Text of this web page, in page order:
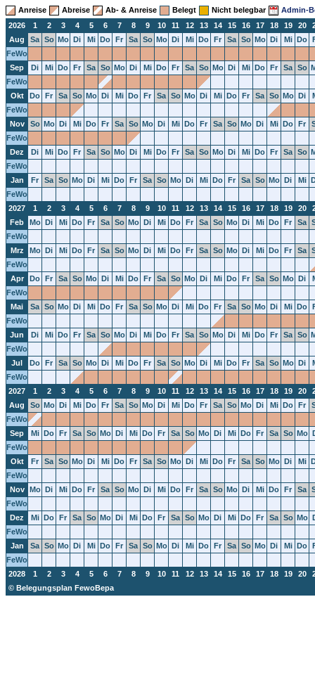
Anreise Abreise Ab- & Anreise Belegt Nicht belegbar
Admin-
2026
1 2 3 4 5 6 7 8 9 10 11 12 13 14 15 16 17 18 19 20
Aug
Sa So Mo Di Mi Do Fr Sa So Mo Di Mi Do Fr Sa So Mo Di Mi Do
FeWo
Sep
Di Mi Do Fr Sa So Mo Di Mi Do Fr Sa So Mo Di Mi Do Fr Sa So
FeWo
Okt
Do Fr Sa So Mo Di Mi Do Fr Sa So Mo Di Mi Do Fr Sa So Mo Di
FeWo
Nov
So Mo Di Mi Do Fr Sa So Mo Di Mi Do Fr Sa So Mo Di Mi Do Fr
FeWo
Dez
Di Mi Do Fr Sa So Mo Di Mi Do Fr Sa So Mo Di Mi Do Fr Sa So
FeWo
Jan
Fr Sa So Mo Di Mi Do Fr Sa So Mo Di Mi Do Fr Sa So Mo Di Mi
FeWo
2027
1 2 3 4 5 6 7 8 9 10 11 12 13 14 15 16 17 18 19 20
Feb
Mo Di Mi Do Fr Sa So Mo Di Mi Do Fr Sa So Mo Di Mi Do Fr Sa
FeWo
Mrz
Mo Di Mi Do Fr Sa So Mo Di Mi Do Fr Sa So Mo Di Mi Do Fr Sa
FeWo
Apr
Do Fr Sa So Mo Di Mi Do Fr Sa So Mo Di Mi Do Fr Sa So Mo Di
FeWo
Mai
Sa So Mo Di Mi Do Fr Sa So Mo Di Mi Do Fr Sa So Mo Di Mi Do
FeWo
Jun
Di Mi Do Fr Sa So Mo Di Mi Do Fr Sa So Mo Di Mi Do Fr Sa So
FeWo
Jul
Do Fr Sa So Mo Di Mi Do Fr Sa So Mo Di Mi Do Fr Sa So Mo Di
FeWo
2027
1 2 3 4 5 6 7 8 9 10 11 12 13 14 15 16 17 18 19 20
Aug
So Mo Di Mi Do Fr Sa So Mo Di Mi Do Fr Sa So Mo Di Mi Do Fr
FeWo
Sep
Mi Do Fr Sa So Mo Di Mi Do Fr Sa So Mo Di Mi Do Fr Sa So Mo
FeWo
Okt
Fr Sa So Mo Di Mi Do Fr Sa So Mo Di Mi Do Fr Sa So Mo Di Mi
FeWo
Nov
Mo Di Mi Do Fr Sa So Mo Di Mi Do Fr Sa So Mo Di Mi Do Fr Sa
FeWo
Dez
Mi Do Fr Sa So Mo Di Mi Do Fr Sa So Mo Di Mi Do Fr Sa So Mo
FeWo
Jan
Sa So Mo Di Mi Do Fr Sa So Mo Di Mi Do Fr Sa So Mo Di Mi Do
FeWo
2028
1 2 3 4 5 6 7 8 9 10 11 12 13 14 15 16 17 18 19 20
© Belegungsplan FewoBepa